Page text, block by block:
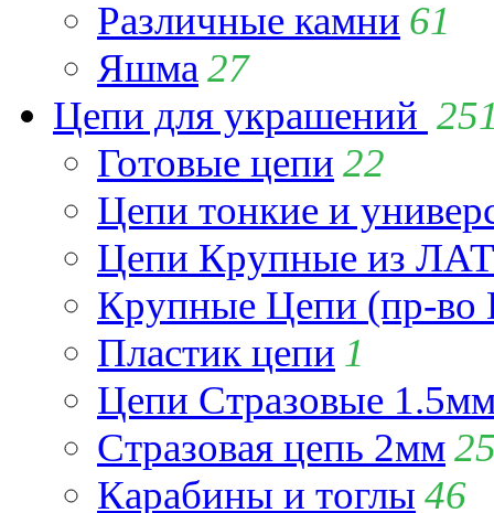
Различные камни 61
Яшма 27
Цепи для украшений
Готовые цепи 22
Цепи тонкие и
Цепи Крупные из
Крупные Цепи (пр-во
Пластик цепи 1
Цепи Стразовые
Стразовая цепь 2мм
Карабины и тоглы 46